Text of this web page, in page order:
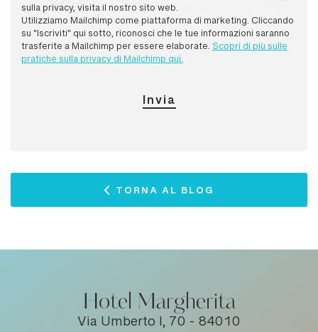
TORNA AL BLOG
sulla privacy, visita il nostro sito web.
Utilizziamo Mailchimp come piattaforma di marketing. Cliccando
su "Iscriviti" qui sotto, riconosci che le tue informazioni saranno
trasferite a Mailchimp per essere elaborate. Scopri di più sulle
pratiche sulla privacy di Mailchimp qui.
Hotel Margherita
Via Umberto I, 70 - 84010